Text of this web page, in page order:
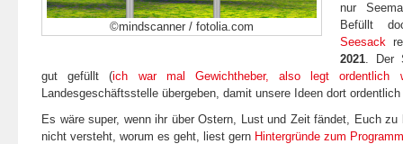
©mindscanner / fotolia.com
nur
Befüllt
Seesack
2021. Der
gut gefüllt (ich war mal Gewichtheber, also legt ordentlich
Landesgeschäftsstelle übergeben, damit unsere Ideen dort
Es wäre super, wenn ihr über Ostern, Lust und Zeit fändet, Euch zu
nicht versteht, worum es geht, liest gern Hintergründe zum